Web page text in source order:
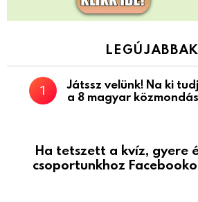
Játssz velünk! Na ki
a 8 magyar
Ha tetszett a kvíz, gyere
csoportunkhoz